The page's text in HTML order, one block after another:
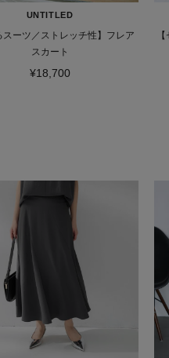
UNTITLED
スーツ／ストレッチ性】フレア
スカート
¥18,700